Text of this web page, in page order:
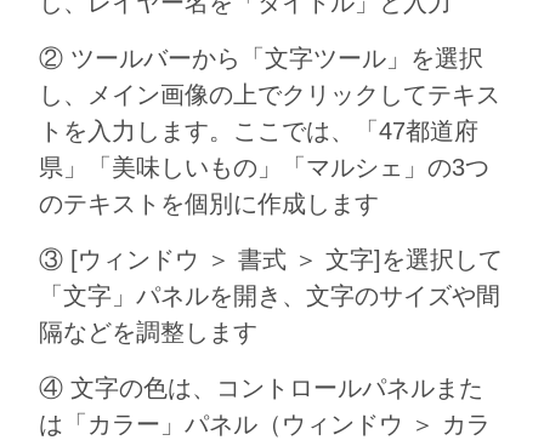
② ツールバーから「文字ツール」を選択
し、メイン画像の上でクリックしてテキス
トを入力します。ここでは、「47都道府
県」「美味しいもの」「マルシェ」の3つ
のテキストを個別に作成します
③ [ウィンドウ ＞ 書式 ＞ 文字]を選択して
「文字」パネルを開き、文字のサイズや間
隔などを調整します
④ 文字の色は、コントロールパネルまた
は「カラー」パネル（ウィンドウ ＞ カラ